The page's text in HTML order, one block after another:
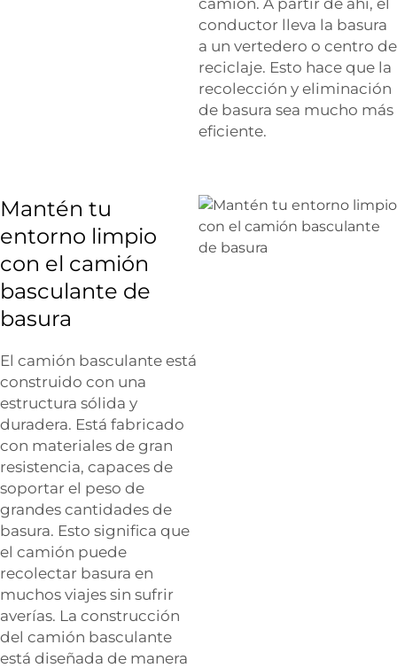
conductor lleva la basura
a un vertedero o centro de
reciclaje. Esto hace que la
recolección y eliminación
de basura sea mucho más
eficiente.
Mantén tu
entorno limpio
con el camión
basculante de
basura
El camión basculante está
construido con una
estructura sólida y
duradera. Está fabricado
con materiales de gran
resistencia, capaces de
soportar el peso de
grandes cantidades de
basura. Esto significa que
el camión puede
recolectar basura en
muchos viajes sin sufrir
averías. La construcción
del camión basculante
está diseñada de manera